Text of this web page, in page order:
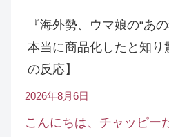
『海外勢、ウマ娘の“あ
本当に商品化したと知り
の反応】
2026年8月6日
こんにちは、チャッピー